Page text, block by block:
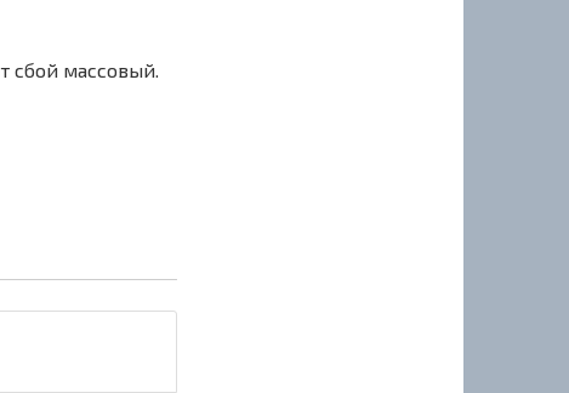
сбой массовый.